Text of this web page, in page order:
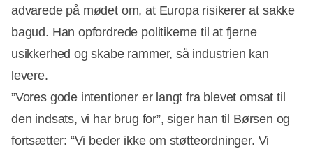
advarede på mødet om, at Europa risikerer at sakke
bagud. Han opfordrede politikerne til at fjerne
usikkerhed og skabe rammer, så industrien kan
levere.
”Vores gode intentioner er langt fra blevet omsat til
den indsats, vi har brug for”, siger han til Børsen og
fortsætter: “Vi beder ikke om støtteordninger. Vi